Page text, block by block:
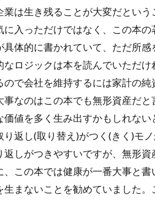
業は生き残ることが大変だとい
入っただけではなく、この本
体的に書かれていて、ただ所
ロジックは本を読んでいただ
ので会社を維持するには家計の
事なのはこの本でも無形資産だ
価値を多く生み出すかもしれな
返し(取り替え)がつく(きく)モ
返しがつきやすいですが、無形
、この本では健康が一番大事と
生まないことを勧めていました